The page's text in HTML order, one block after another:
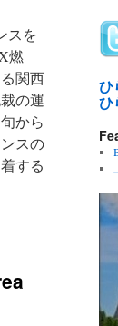
スを
燃
関西
の運
から
スの
する
ひ
ひ